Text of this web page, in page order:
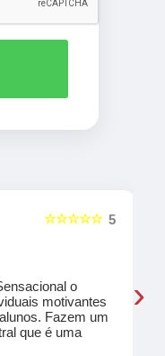
5
☆☆☆☆☆
o
motivantes
Fazem um
que é uma
›